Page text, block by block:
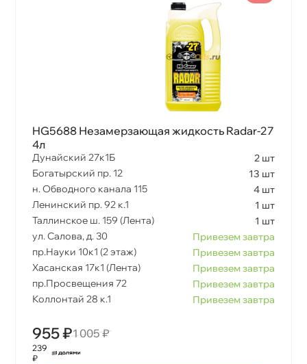
HG5688 Незамерзающая жидкость Radar-27
4л
Дунайский 27к1Б
2 шт
Богатырский пр. 12
13 шт
н. Обводного канала 115
4 шт
Ленинский пр. 92 к.1
1 шт
Таллинское ш. 159 (Лента)
1 шт
ул. Салова, д. 30
Привезем завтра
пр.Науки 10к1 (2 этаж)
Привезем завтра
Хасанская 17к1 (Лента)
Привезем завтра
пр.Просвещения 72
Привезем завтра
Коллонтай 28 к.1
Привезем завтра
955 ₽1 005 ₽
239
₽